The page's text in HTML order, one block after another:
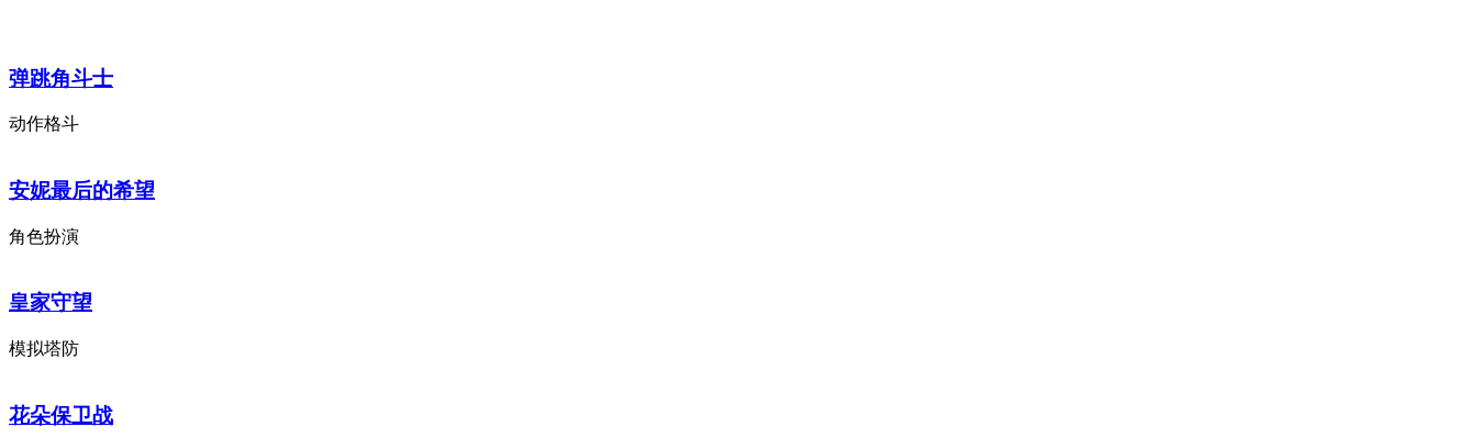
弹跳角斗士
动作格斗
安妮最后的希望
角色扮演
皇家守望
模拟塔防
花朵保卫战